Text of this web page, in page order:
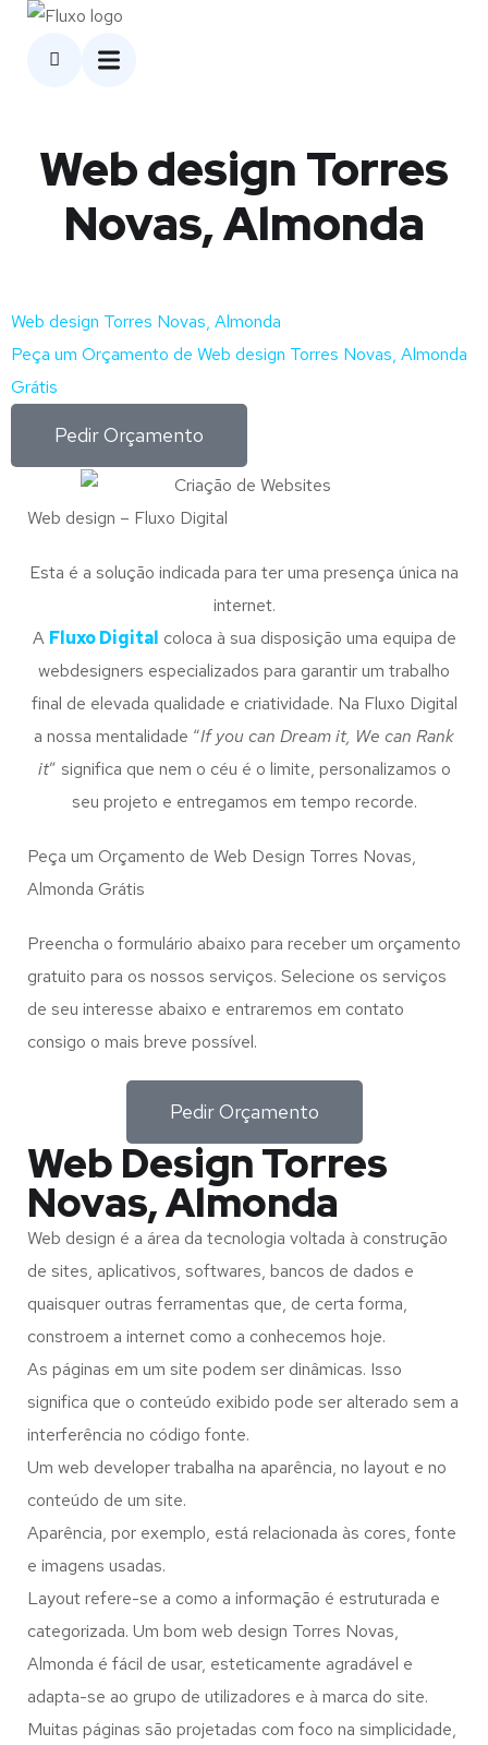
Web design Torres
Novas, Almonda
Web design Torres Novas, Almonda
Peça um Orçamento de Web design Torres Novas, Almonda
Grátis
Pedir Orçamento
Web design – Fluxo Digital
Esta é a solução indicada para ter uma presença única na
internet.
A Fluxo Digital coloca à sua disposição uma equipa de
webdesigners especializados para garantir um trabalho
final de elevada qualidade e criatividade. Na Fluxo Digital
a nossa mentalidade “If you can Dream it, We can Rank
it” significa que nem o céu é o limite, personalizamos o
seu projeto e entregamos em tempo recorde.
Peça um Orçamento de Web Design Torres Novas,
Almonda Grátis
Preencha o formulário abaixo para receber um orçamento
gratuito para os nossos serviços. Selecione os serviços
de seu interesse abaixo e entraremos em contato
consigo o mais breve possível.
Pedir Orçamento
Web Design Torres
Novas, Almonda
Web design é a área da tecnologia voltada à construção
de sites, aplicativos, softwares, bancos de dados e
quaisquer outras ferramentas que, de certa forma,
constroem a internet como a conhecemos hoje.
As páginas em um site podem ser dinâmicas. Isso
significa que o conteúdo exibido pode ser alterado sem a
interferência no código fonte.
Um web developer trabalha na aparência, no layout e no
conteúdo de um site.
Aparência, por exemplo, está relacionada às cores, fonte
e imagens usadas.
Layout refere-se a como a informação é estruturada e
categorizada. Um bom web design Torres Novas,
Almonda é fácil de usar, esteticamente agradável e
adapta-se ao grupo de utilizadores e à marca do site.
Muitas páginas são projetadas com foco na simplicidade,